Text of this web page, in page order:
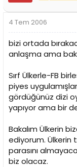
4 Tem 2006
bizi ortada
anlaşma ama
Sırf Ülkerle-FB
piyes
gördüğünüz dizi
yapıyor ama bir
Bakalım Ülkerin
ediyorum. Ülkerin
parasını
biz olacaz.